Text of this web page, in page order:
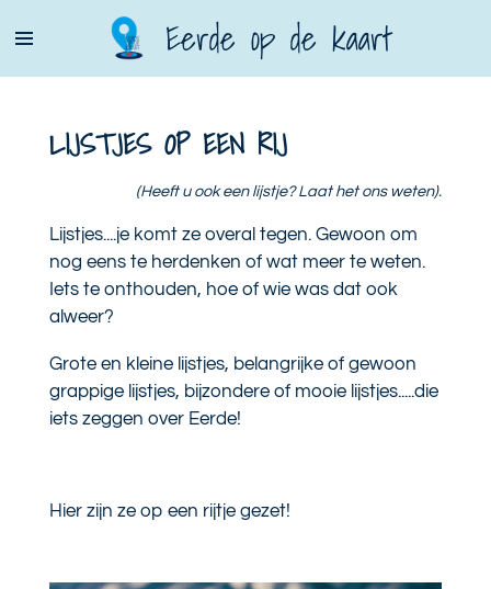
direct
naar
hoofdinhoud
Eerde op de kaart
LIJSTJES OP EEN RIJ
(Heeft u ook een lijstje? Laat het ons weten).
Lijstjes....je komt ze overal tegen. Gewoon om
nog eens te herdenken of wat meer te weten.
Iets te onthouden, hoe of wie was dat ook
alweer?
Grote en kleine lijstjes, belangrijke of gewoon
grappige lijstjes, bijzondere of mooie lijstjes.....die
iets zeggen over Eerde!
Hier zijn ze op een rijtje gezet!